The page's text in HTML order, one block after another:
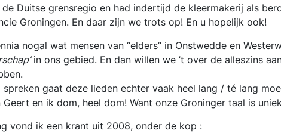
Duitse grensregio en had indertijd de kleermakerij als
Groningen. En daar zijn we trots op! En u hopelijk ook!
nogal wat mensen van “elders” in Onstwedde en
in ons gebied. En dan willen we ’t over de alleszins
gaat deze lieden echter vaak heel lang / té lang
en ik dom, heel dom! Want onze Groninger taal is
vond ik een krant uit 2008, onder de kop :